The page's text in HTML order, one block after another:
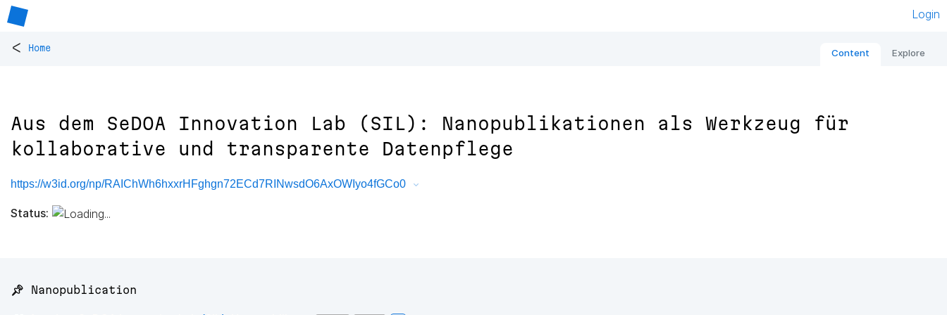
Login
< Home Content Explore
Aus dem SeDOA Innovation Lab (SIL): Nanopublikationen als Werkzeug für
kollaborative und transparente Datenpflege
https://w3id.org/np/RAIChWh6hxxrHFghgn72ECd7RINwsdO6AxOWIyo4fGCo0
Status:
📌 Nanopublication